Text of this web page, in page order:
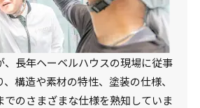
、長年ヘーベルハウスの現場に従事
構造や素材の特性、塗装の仕様、
のさまざまな仕様を熟知していま